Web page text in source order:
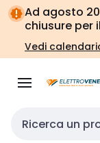
Vai alla
navigazione
Vai
alla
pagina
Ad agosto
chiusure per
Vedi
Cerca input